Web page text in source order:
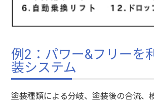
例2：パワー&フリーを
装システム
塗装種類による分岐、塗装後の合流、